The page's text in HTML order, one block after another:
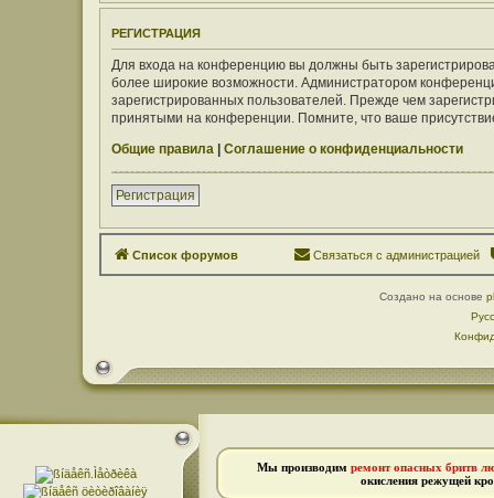
РЕГИСТРАЦИЯ
Для входа на конференцию вы должны быть
более широкие возможности. Администратором
зарегистрированных пользователей. Прежде чем
принятыми на конференции. Помните, что ваше
Общие правила | Соглашение о конфиденциальности
Регистрация
Список форумов Связаться с администрацией
Создано на основе
Мы производим ремонт опасных бритв
окисления режущей